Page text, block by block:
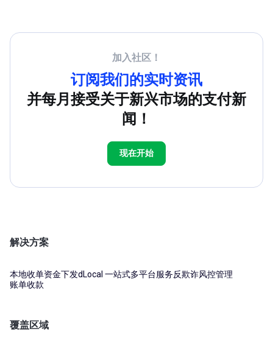
加入社区！
订阅我们的实时资讯
并每月接受关于新兴市场的支付新
闻！
现在开始
解决方案
本地收单资金下发dLocal 一站式多平台服务反欺诈风控管理
账单收款
覆盖区域